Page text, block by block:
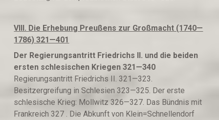
VIII. Die Erhebung Preußens zur Großmacht (1740—
1786) 321—401
Der Regierungsantritt Friedrichs II. und die beiden
ersten schlesischen Kriegen321—340
Regierungsantritt Friedrichs II. 321—323.
Besitzergreifung in Schlesien 323—325. Der erste
schlesische Krieg: Mollwitz 326—327. Das Bündnis mit
Frankreich 327 . Die Abkunft von Klein=Schnellendorf